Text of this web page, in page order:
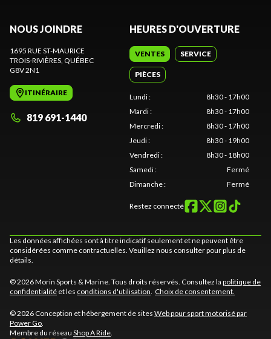
NOUS JOINDRE
1695 RUE ST-MAURICE
TROIS-RIVIÈRES , QUÉBEC
G8V 2N1
ITINÉRAIRE
819 691-1440
HEURES D'OUVERTURE
VENTES SERVICE
PIÈCES
Lundi:
8h30 - 17h00
Mardi:
8h30 - 17h00
Mercredi:
8h30 - 17h00
Jeudi:
8h30 - 19h00
Vendredi:
8h30 - 18h00
Samedi:
Fermé
Dimanche: Fermé
Restez connecté
Les données affichées sont à titre indicatif seulement et ne peuvent être
considérées comme contractuelles. Veuillez nous consulter pour plus de
détails.
© 2026 Morin Sports & Marine. Tous droits réservés. Consultez la politique de
confidentialité et les conditions d'utilisation Choix de consentement.
© 2026 Conception et hébergement de sites Web pour sport motorisé par
Power Go
Membre du réseau Shop A Ride